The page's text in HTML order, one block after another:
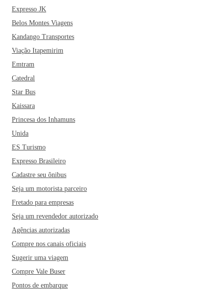
Expresso JK
Belos Montes Viagens
Kandango Transportes
Viação Itapemirim
Emtram
Catedral
Star Bus
Kaissara
Princesa dos Inhamuns
Unida
ES Turismo
Expresso Brasileiro
Cadastre seu ônibus
Seja um motorista parceiro
Fretado para empresas
Seja um revendedor autorizado
Agências autorizadas
Compre nos canais oficiais
Sugerir uma viagem
Compre Vale Buser
Pontos de embarque